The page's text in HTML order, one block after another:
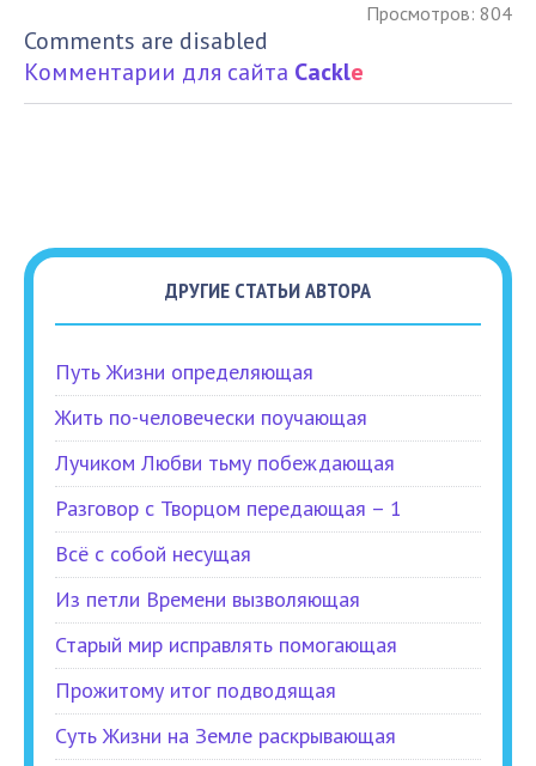
Просмотров: 804
Comments are disabled
Комментарии для сайта Cackle
ДРУГИЕ СТАТЬИ АВТОРА
Путь Жизни определяющая
Жить по-человечески поучающая
Лучиком Любви тьму побеждающая
Разговор с Творцом передающая – 1
Всё с собой несущая
Из петли Времени вызволяющая
Старый мир исправлять помогающая
Прожитому итог подводящая
Суть Жизни на Земле раскрывающая